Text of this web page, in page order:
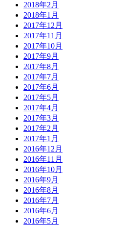
2018年2月
2018年1月
2017年12月
2017年11月
2017年10月
2017年9月
2017年8月
2017年7月
2017年6月
2017年5月
2017年4月
2017年3月
2017年2月
2017年1月
2016年12月
2016年11月
2016年10月
2016年9月
2016年8月
2016年7月
2016年6月
2016年5月